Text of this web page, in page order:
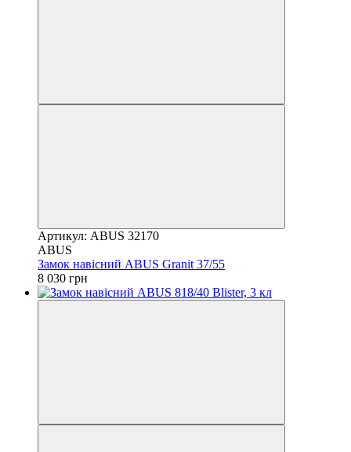
Артикул: ABUS 32170
ABUS
Замок навісний ABUS Granit 37/55
8 030 грн